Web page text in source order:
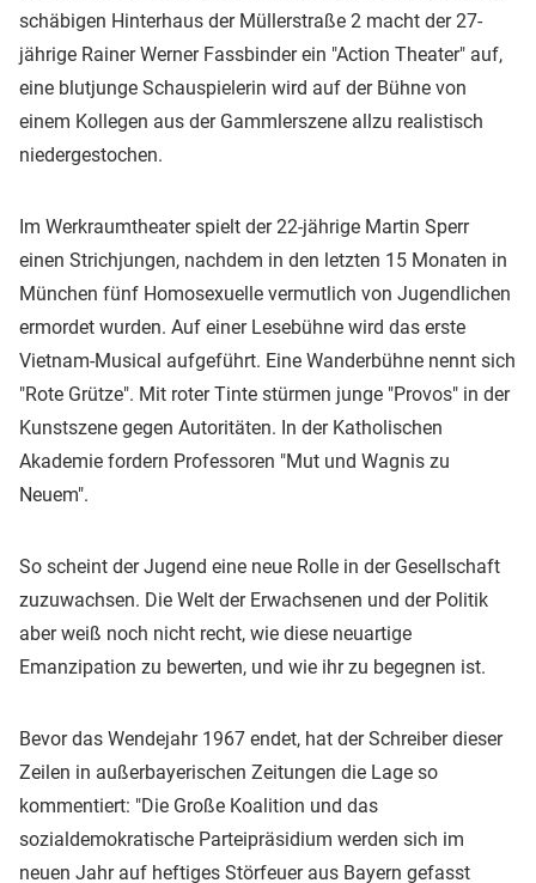
schäbigen Hinterhaus der Müllerstraße 2 macht der 27-
jährige Rainer Werner Fassbinder ein "Action Theater" auf,
eine blutjunge Schauspielerin wird auf der Bühne von
einem Kollegen aus der Gammlerszene allzu realistisch
niedergestochen.
Im Werkraumtheater spielt der 22-jährige Martin Sperr
einen Strichjungen, nachdem in den letzten 15 Monaten in
München fünf Homosexuelle vermutlich von Jugendlichen
ermordet wurden. Auf einer Lesebühne wird das erste
Vietnam-Musical aufgeführt. Eine Wanderbühne nennt sich
"Rote Grütze". Mit roter Tinte stürmen junge "Provos" in der
Kunstszene gegen Autoritäten. In der Katholischen
Akademie fordern Professoren "Mut und Wagnis zu
Neuem".
So scheint der Jugend eine neue Rolle in der Gesellschaft
zuzuwachsen. Die Welt der Erwachsenen und der Politik
aber weiß noch nicht recht, wie diese neuartige
Emanzipation zu bewerten, und wie ihr zu begegnen ist.
Bevor das Wendejahr 1967 endet, hat der Schreiber dieser
Zeilen in außerbayerischen Zeitungen die Lage so
kommentiert: "Die Große Koalition und das
sozialdemokratische Parteipräsidium werden sich im
neuen Jahr auf heftiges Störfeuer aus Bayern gefasst